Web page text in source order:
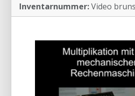
Inventarnummer:Video